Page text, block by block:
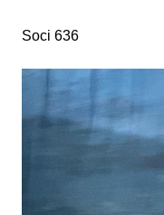
Soci 636